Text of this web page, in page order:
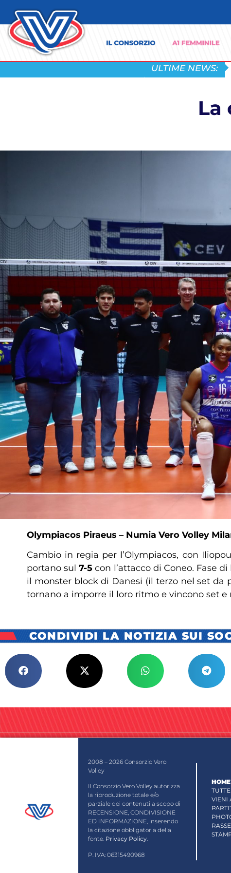
ULTIME NEWS:
La
Olympiacos Piraeus – Numia Vero Volley
Cambio in regia per l’Olympiacos, con
portano sul7-5 con l’attacco di Coneo. Fase
il monster block di Danesi (il terzo nel set da
tornano a imporre il loro ritmo e vincono set e
CONDIVIDI LA NOTIZIA SUI
2008 – 2026 Consorzio Vero
Volley
Il Consorzio Vero Volley autorizza
la riproduzione totale e/o
parziale dei contenuti a scopo di
RECENSIONE, CONDIVISIONE
ED INFORMAZIONE, inserendo
la citazione obbligatoria della
fonte. Privacy Policy.
P. IVA: 06315490968
HOME
VIENI